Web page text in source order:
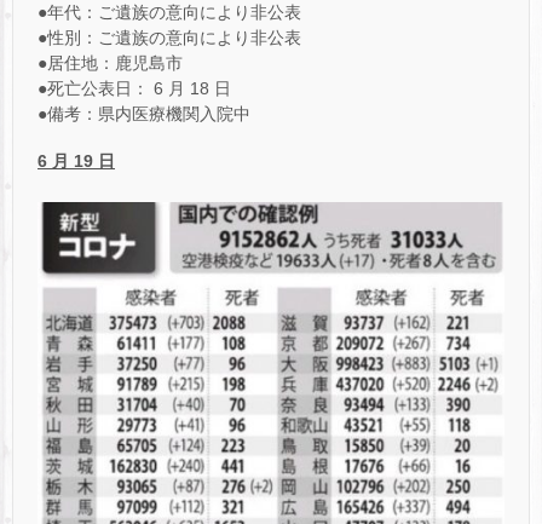
●年代：ご遺族の意向により非公表
●性別：ご遺族の意向により非公表
●居住地：鹿児島市
●死亡公表日： 6 月 18 日
●備考：県内医療機関入院中
6 月 19 日